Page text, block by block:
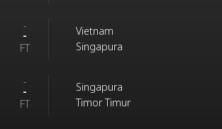
-
-
FT
Vietnam
Singapura
-
-
FT
Singapura
Timor Timur